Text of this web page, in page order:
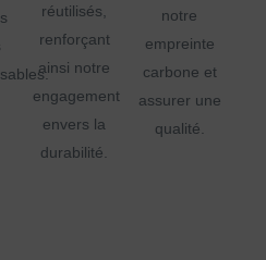
réutilisés,
renforçant
ainsi notre
engagement
envers la
durabilité.
notre
empreinte
carbone et
assurer une
qualité.